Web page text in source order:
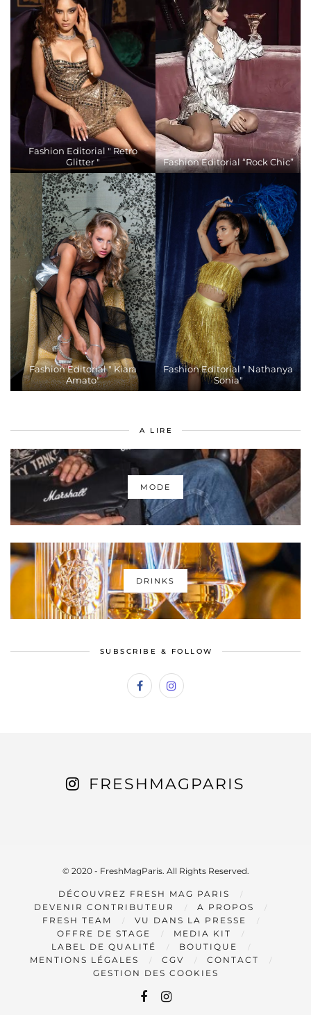
Fashion Editorial " Retro
Glitter "
Fashion Editorial “Rock Chic”
Fashion Editorial " Kiara
Amato"
Fashion Editorial " Nathanya
Sonia"
A LIRE
MODE
DRINKS
SUBSCRIBE & FOLLOW
FRESHMAGPARIS
© 2020 - FreshMagParis. All Rights Reserved.
DÉCOUVREZ FRESH MAG PARIS
DEVENIR CONTRIBUTEUR
A PROPOS
FRESH TEAM
VU DANS LA PRESSE
OFFRE DE STAGE
MEDIA KIT
LABEL DE QUALITÉ
BOUTIQUE
MENTIONS LÉGALES
CGV
CONTACT
GESTION DES COOKIES